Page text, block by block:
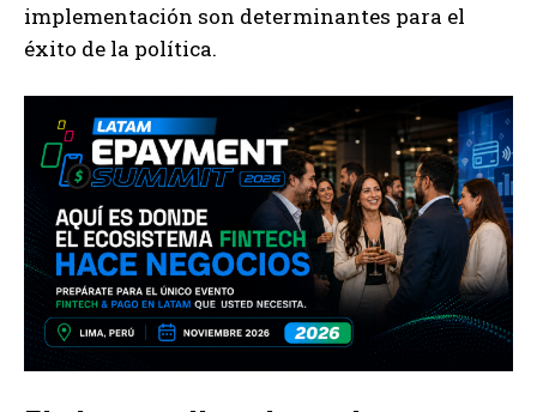
implementación son determinantes para el
éxito de la política.